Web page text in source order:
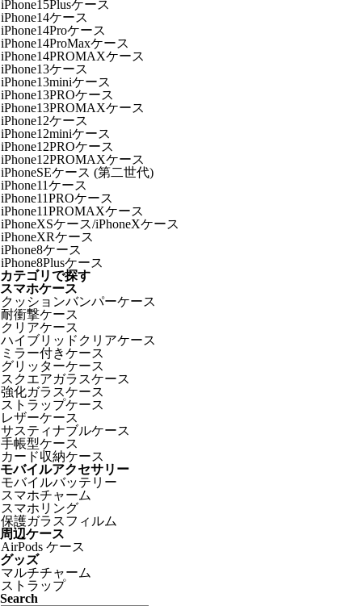
iPhone15Plusケース
iPhone14ケース
iPhone14Proケース
iPhone14ProMaxケース
iPhone14PROMAXケース
iPhone13ケース
iPhone13miniケース
iPhone13PROケース
iPhone13PROMAXケース
iPhone12ケース
iPhone12miniケース
iPhone12PROケース
iPhone12PROMAXケース
iPhoneSEケース (第二世代)
iPhone11ケース
iPhone11PROケース
iPhone11PROMAXケース
iPhoneXSケース/iPhoneXケース
iPhoneXRケース
iPhone8ケース
iPhone8Plusケース
カテゴリで探す
スマホケース
クッションバンパーケース
耐衝撃ケース
クリアケース
ハイブリッドクリアケース
ミラー付きケース
グリッターケース
スクエアガラスケース
強化ガラスケース
ストラップケース
レザーケース
サスティナブルケース
手帳型ケース
カード収納ケース
モバイルアクセサリー
モバイルバッテリー
スマホチャーム
スマホリング
保護ガラスフィルム
周辺ケース
AirPods ケース
グッズ
マルチチャーム
ストラップ
Search